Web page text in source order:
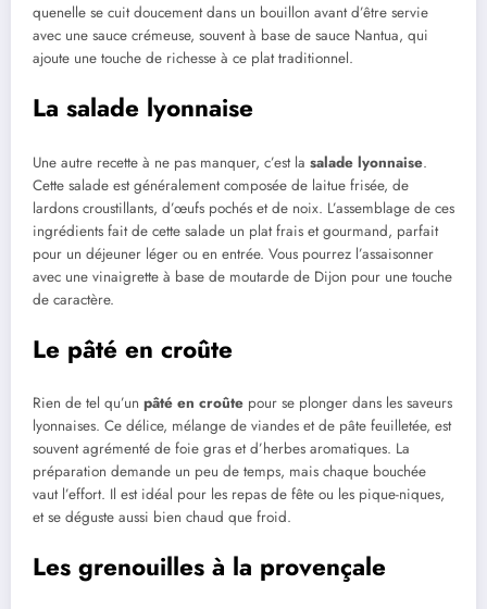
quenelle se cuit doucement dans un bouillon avant d’être servie
avec une sauce crémeuse, souvent à base de sauce Nantua, qui
ajoute une touche de richesse à ce plat traditionnel.
La salade lyonnaise
Une autre recette à ne pas manquer, c’est la salade lyonnaise.
Cette salade est généralement composée de laitue frisée, de
lardons croustillants, d’œufs pochés et de noix. L’assemblage de ces
ingrédients fait de cette salade un plat frais et gourmand, parfait
pour un déjeuner léger ou en entrée. Vous pourrez l’assaisonner
avec une vinaigrette à base de moutarde de Dijon pour une touche
de caractère.
Le pâté en croûte
Rien de tel qu’un pâté en croûte pour se plonger dans les saveurs
lyonnaises. Ce délice, mélange de viandes et de pâte feuilletée, est
souvent agrémenté de foie gras et d’herbes aromatiques. La
préparation demande un peu de temps, mais chaque bouchée
vaut l’effort. Il est idéal pour les repas de fête ou les pique-niques,
et se déguste aussi bien chaud que froid.
Les grenouilles à la provençale